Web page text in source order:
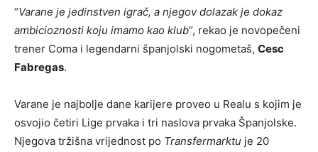
“Varane je jedinstven igrač, a njegov dolazak je dokaz
ambicioznosti koju imamo kao klub“, rekao je novopečeni
trener Coma i legendarni španjolski nogometaš, Cesc
Fabregas.
Varane je najbolje dane karijere proveo u Realu s kojim je
osvojio četiri Lige prvaka i tri naslova prvaka Španjolske.
Njegova tržišna vrijednost po Transfermarktu je 20